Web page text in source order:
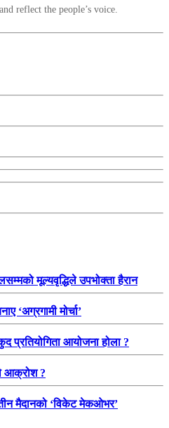
reflect the people’s voice.
मूल्यवृद्धिले उपभोक्ता हैरान
‘अग्रगामी मोर्चा’
प्रतियोगिता आयोजना होला ?
आक्रोश ?
मैदानको ‘विकेट मेकओभर’